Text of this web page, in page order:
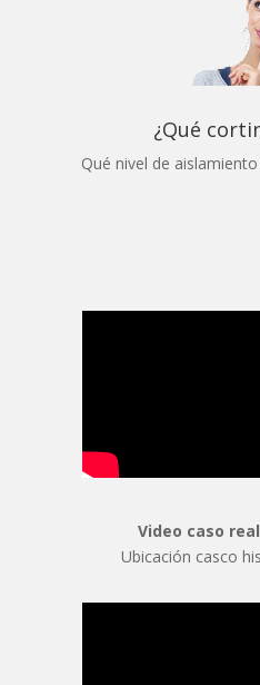
¿Qué
Qué nivel de
Video caso
Ubicación casco